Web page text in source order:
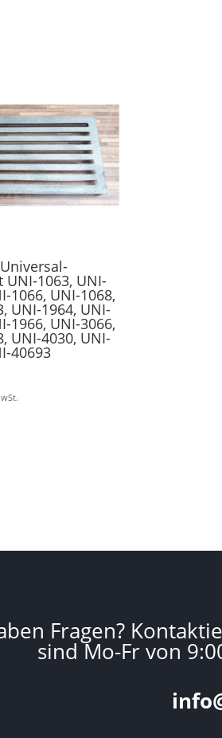
UNI-1063, UNI-
1066, UNI-1068,
UNI-1964, UNI-
1966, UNI-3066,
UNI-4030, UNI-
40693
Fragen?
sind Mo-Fr von